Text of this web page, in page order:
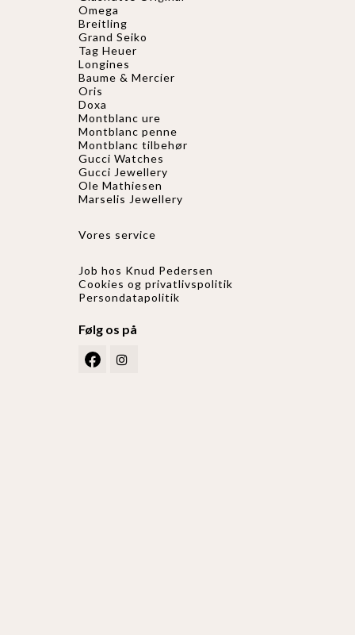
Omega
Breitling
Grand Seiko
Tag Heuer
Longines
Baume & Mercier
Oris
Doxa
Montblanc ure
Montblanc penne
Montblanc tilbehør
Gucci Watches
Gucci Jewellery
Ole Mathiesen
Marselis Jewellery
Vores service
Job hos Knud Pedersen
Cookies og privatlivspolitik
Persondatapolitik
Følg os på